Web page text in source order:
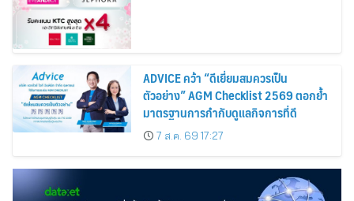
ADVICE คว้า “ดีเยี่ยมสมควรเป็น
ตัวอย่าง” AGM Checklist 2569 ตอกย้ำ
มาตรฐานการกำกับดูแลกิจการที่ดี
7 ส.ค. 69 17:27